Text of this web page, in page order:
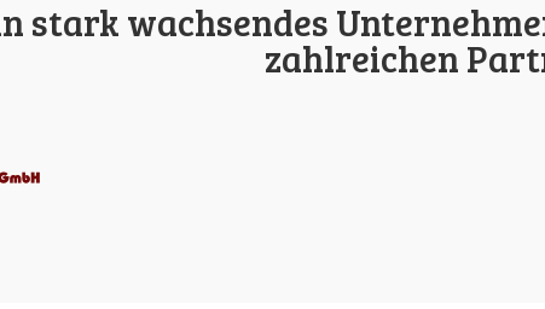
stark wachsendes
zahlreichen